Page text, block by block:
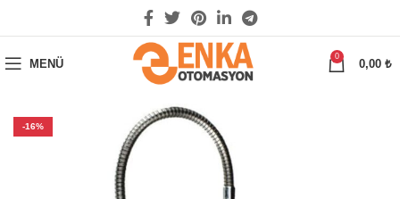
MENÜ
0
0,00 ₺
-16%